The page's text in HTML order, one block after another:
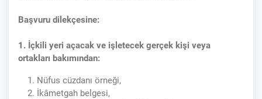
Başvuru dilekçesine:
1. İçkili yeri açacak ve işletecek gerçek kişi veya
ortakları bakımından:
Nüfus cüzdanı örneği,
İkâmetgah belgesi,